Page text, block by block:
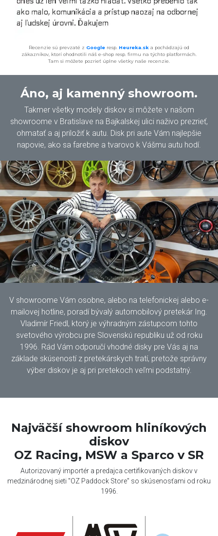
Recenzie sú prevzaté z Google resp. Heureka.sk a pochádzajú od
zákazníkov, ktorí ohodnotili náš e-shop resp. firmu na týchto platformách.
Tam si môžete pozrieť úplne všetky naše recenzie.
Áno, aj kamenný showroom.
Takmer všetky modely diskov si môžete v našom
showroome v Bratislave na Bajkalskej ulici naživo prezrieť,
ohmatať a aj priložiť k autu. Disk pri aute Vám najlepšie
napovie, ako sa farebne a tvarovo k Vášmu autu hodí.
V showroome Vám osobne, alebo na telefonickej alebo e-
mailovej hotline, poradí bývalý automobilový pretekár Ing.
Vladimír Friedl, ktorý je výhradným zástupcom tohto
svetového výrobcu pre Slovenskú republiku už od roku
1996. Rád Vám odporučí vhodné disky pre Vás aj na
základe skúseností z pretekárskych tratí, pretože správny
výber diskov je aj pri pretekoch veľmi podstatný.
Najväčší showroom hliníkových
diskov
OZ Racing, MSW a Sparco v SR
Autorizovaný importér a predajca certifikovaných diskov v
medzinárodnej sieti "OZ Paddock Store" so skúsenosťami od roku
1996.